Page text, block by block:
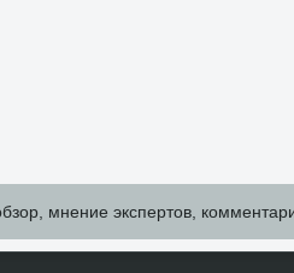
мнение экспертов,